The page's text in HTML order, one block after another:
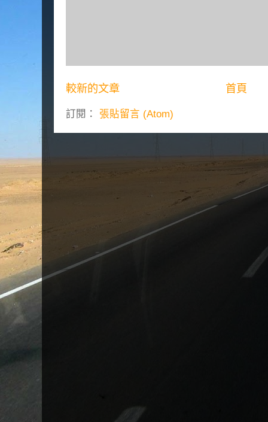
較新的文章 首頁
訂閱： 張貼留言 (Atom)